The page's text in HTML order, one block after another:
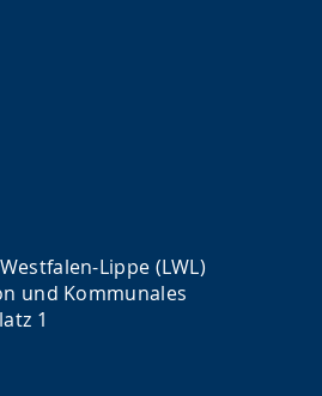
Lippe (LWL)
und Kommunales
1